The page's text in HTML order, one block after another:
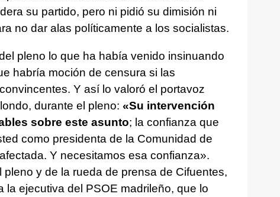
su partido, pero ni pidió su dimisión ni
no dar alas políticamente a los socialistas.
pleno lo que ha había venido insinuando
habría moción de censura si las
Y así lo valoró el portavoz
durante el pleno: «Su intervención
sobre este asunto; la confianza que
como presidenta de la Comunidad de
Y necesitamos esa confianza».
y de la rueda de prensa de Cifuentes,
ejecutiva del PSOE madrileño, que lo